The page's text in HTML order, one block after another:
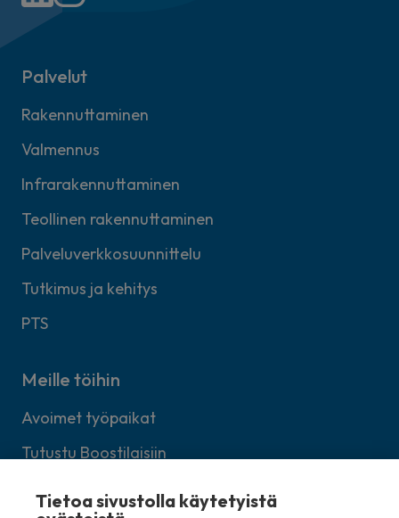
Palvelut
Rakennuttaminen
Valmennus
Infrarakennuttaminen
Teollinen rakennuttaminen
Palveluverkkosuunnittelu
Tutkimus ja kehitys
PTS
Meille töihin
Avoimet työpaikat
Tutustu Boostilaisiin
Tietoa sivustolla käytetyistä